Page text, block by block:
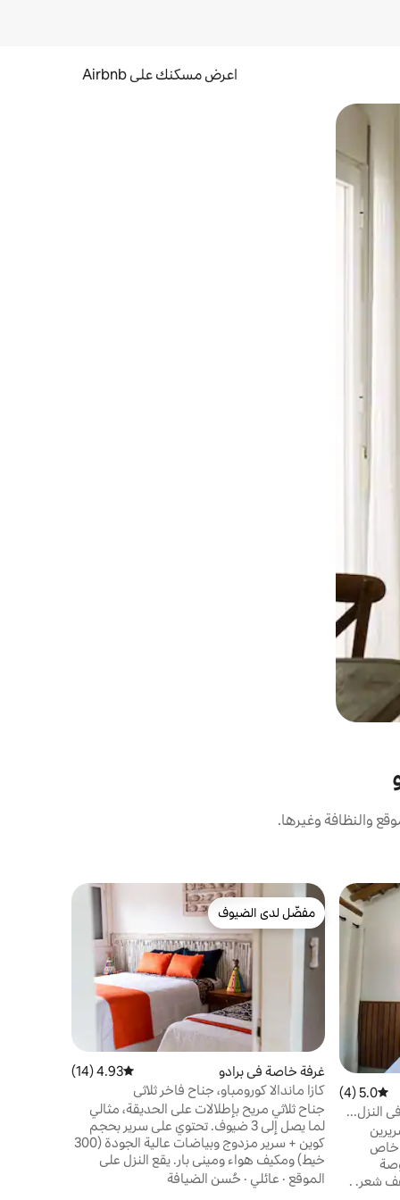
اعرض مسكنك على Airbnb
والنظافة وغيرها.
متوسط التقييم 5.0 من 5، 4 مراجعات
5.0 (4)
النزل...
خاص
وتلفزيون 32 بوصة
شعر. .
مفضّل لدى الضيوف
مفضّل لدى الضيوف
غرفة خاصة في برادو متوسط التقييم 4.93 من 5، 14 مراجعات
4.93 (14)
كازا ماندالا كورومباو، جناح فاخر ثلاثي
جناح ثلاثي مريح بإطلالات على الحديقة، مثالي
لما يصل إلى 3 ضيوف. تحتوي على سرير بحجم
كوين + سرير مزدوج وبياضات عالية الجودة (300
خيط) ومكيف هواء وميني بار. يقع النزل على
الرمال مباشرة مع إطلالة على المحيط (المناطق
المشتركة). يشمل الإفطار وخيمة الشاطئ
الموقع · عائلي · حُسن الضيافة